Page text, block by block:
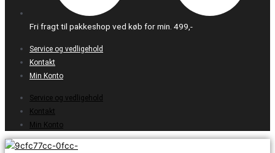
Fri fragt til pakkeshop ved køb for min. 499,-
Service og vedligehold
Kontakt
Min Konto
Service og vedligehold
Kontakt
Min Konto